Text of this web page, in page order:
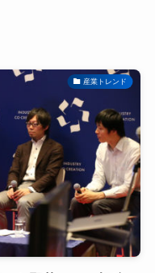
産業トレンド